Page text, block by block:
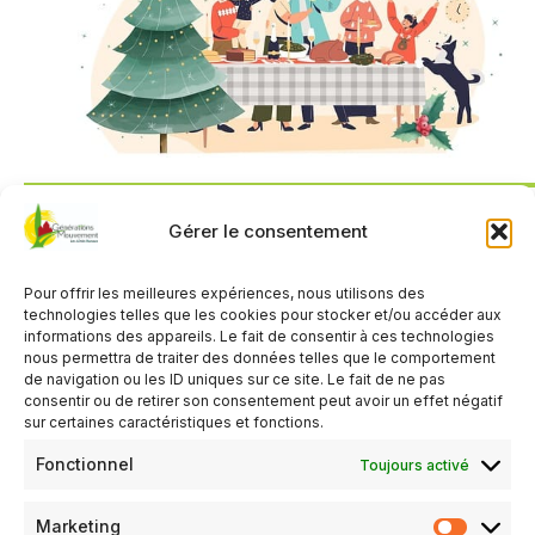
Gérer le consentement
Pour offrir les meilleures expériences, nous utilisons des
technologies telles que les cookies pour stocker et/ou accéder aux
informations des appareils. Le fait de consentir à ces technologies
nous permettra de traiter des données telles que le comportement
de navigation ou les ID uniques sur ce site. Le fait de ne pas
consentir ou de retirer son consentement peut avoir un effet négatif
sur certaines caractéristiques et fonctions.
Fonctionnel Toujours activé
Marketing
QUAND
10 décembre 2026
13h00
AJOUTER AU CALENDRIER
TYPE D’ÉVÈNEMENT